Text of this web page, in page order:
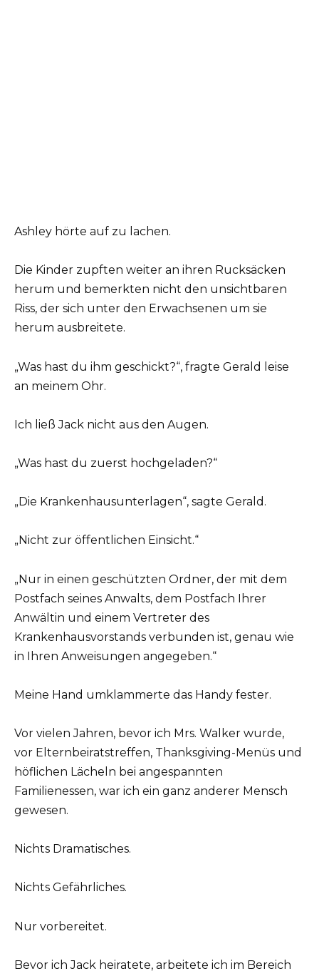
Ashley hörte auf zu lachen.
Die Kinder zupften weiter an ihren Rucksäcken
herum und bemerkten nicht den unsichtbaren
Riss, der sich unter den Erwachsenen um sie
herum ausbreitete.
„Was hast du ihm geschickt?“, fragte Gerald leise
an meinem Ohr.
Ich ließ Jack nicht aus den Augen.
„Was hast du zuerst hochgeladen?“
„Die Krankenhausunterlagen“, sagte Gerald.
„Nicht zur öffentlichen Einsicht.“
„Nur in einen geschützten Ordner, der mit dem
Postfach seines Anwalts, dem Postfach Ihrer
Anwältin und einem Vertreter des
Krankenhausvorstands verbunden ist, genau wie
in Ihren Anweisungen angegeben.“
Meine Hand umklammerte das Handy fester.
Vor vielen Jahren, bevor ich Mrs. Walker wurde,
vor Elternbeiratstreffen, Thanksgiving-Menüs und
höflichen Lächeln bei angespannten
Familienessen, war ich ein ganz anderer Mensch
gewesen.
Nichts Dramatisches.
Nichts Gefährliches.
Nur vorbereitet.
Bevor ich Jack heiratete, arbeitete ich im Bereich